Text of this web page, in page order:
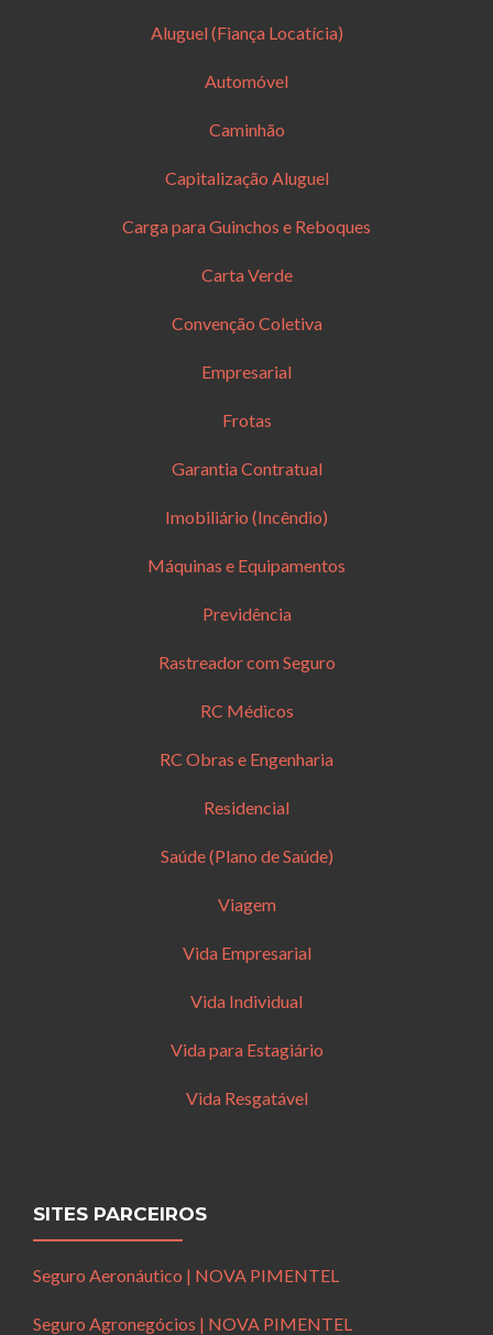
Aluguel (Fiança Locatícia)
Automóvel
Caminhão
Capitalização Aluguel
Carga para Guinchos e Reboques
Carta Verde
Convenção Coletiva
Empresarial
Frotas
Garantia Contratual
Imobiliário (Incêndio)
Máquinas e Equipamentos
Previdência
Rastreador com Seguro
RC Médicos
RC Obras e Engenharia
Residencial
Saúde (Plano de Saúde)
Viagem
Vida Empresarial
Vida Individual
Vida para Estagiário
Vida Resgatável
SITES PARCEIROS
Seguro Aeronáutico | NOVA PIMENTEL
Seguro Agronegócios | NOVA PIMENTEL